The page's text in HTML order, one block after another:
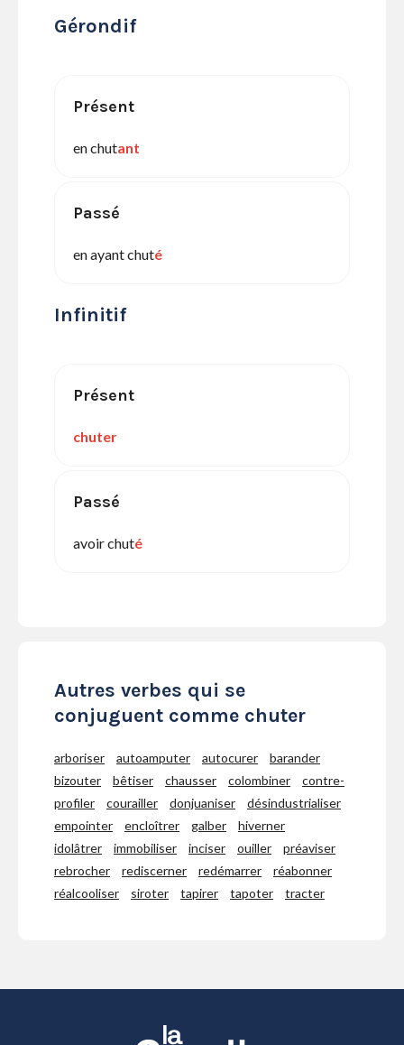
Gérondif
Présent
en chutant
Passé
en ayant chuté
Infinitif
Présent
chuter
Passé
avoir chuté
Autres verbes qui se
conjuguent comme chuter
arboriser autoamputer autocurer
barander
bizouter
bêtiser chausser colombiner
contre-
profiler
courailler donjuaniser
désindustrialiser
empointer
encloîtrer galber
hiverner
idolâtrer
immobiliser inciser ouiller
préaviser
rebrocher
rediscerner redémarrer
réabonner
réalcooliser
siroter tapirer tapoter tracter